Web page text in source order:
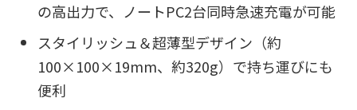
の高出力で、ノートPC2台同時急速充電が可能
スタイリッシュ＆超薄型デザイン（約
100×100×19mm、約320g）で持ち運びにも
便利